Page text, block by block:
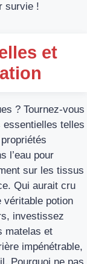
survie !
et
? Tournez-vous
telles
l’eau pour
sur les tissus
Qui aurait cru
véritable potion
investissez
matelas et
impénétrable,